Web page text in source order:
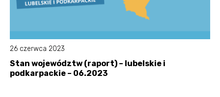
26 czerwca 2023
Stan województw (raport) – lubelskie i
podkarpackie – 06.2023